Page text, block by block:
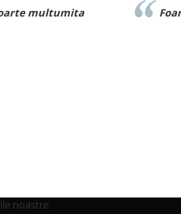
exact ca inimagine recomand
noastre